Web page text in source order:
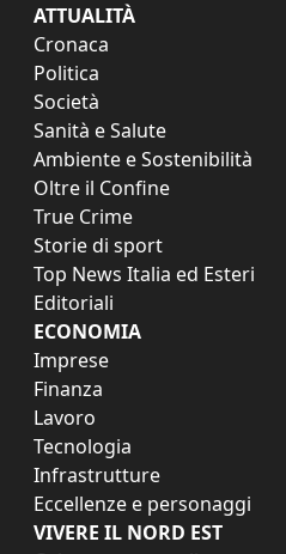
ATTUALITÀ
Cronaca
Politica
Società
Sanità e Salute
Ambiente e Sostenibilità
Oltre il Confine
True Crime
Storie di sport
Top News Italia ed Esteri
Editoriali
ECONOMIA
Imprese
Finanza
Lavoro
Tecnologia
Infrastrutture
Eccellenze e personaggi
VIVERE IL NORD EST